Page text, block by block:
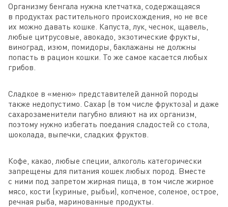
Организму бенгала нужна клетчатка, содержащаяся
в продуктах растительного происхождения, но не все
их можно давать кошке. Капуста, лук, чеснок, щавель,
любые цитрусовые, авокадо, экзотические фрукты,
виноград, изюм, помидоры, баклажаны не должны
попасть в рацион кошки. То же самое касается любых
грибов.
Сладкое в «меню» представителей данной породы
также недопустимо. Сахар (в том числе фруктоза) и даже
сахарозаменители пагубно влияют на их организм,
поэтому нужно избегать поедания сладостей со стола,
шоколада, выпечки, сладких фруктов.
Кофе, какао, любые специи, алкоголь категорически
запрещены для питания кошек любых пород. Вместе
с ними под запретом жирная пища, в том числе жирное
мясо, кости (куриные, рыбьи), копченое, соленое, острое,
речная рыба, маринованные продукты.